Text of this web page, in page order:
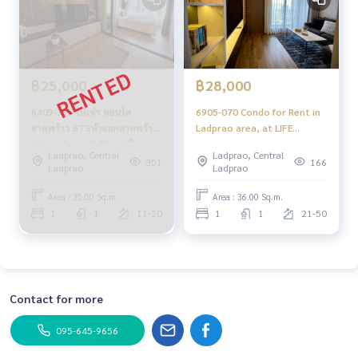
฿25,000
6409-393 ให้เช่า คอนโด
ลาดพร้าว BTSห้าแยกลาดพร้าว
Life Ladprao Valley 1ห้องนอน
วิวถนนLadprao, Central
Ladprao
351
Area : 35.00 Sq.m.
11-20
฿28,000
6905-070 Condo for Rent in
Ladprao area, at LIFE
Yaek Lat Phrao
Ladprao, Central
Ladprao
166
Area : 36.00 Sq.m.
1 1 21-50
Contact for more
095-645-9656